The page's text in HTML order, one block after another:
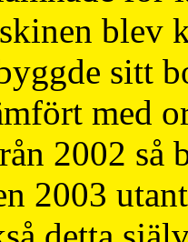
blev
sitt
med
2002 så
2003